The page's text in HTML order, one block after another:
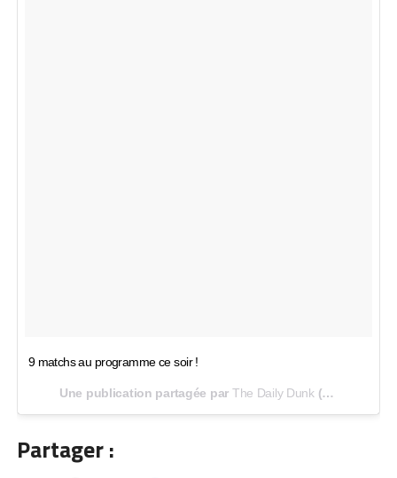
9 matchs au programme ce soir !
Une publication partagée par The Daily Dunk (@thedailydunk) le
Partager :